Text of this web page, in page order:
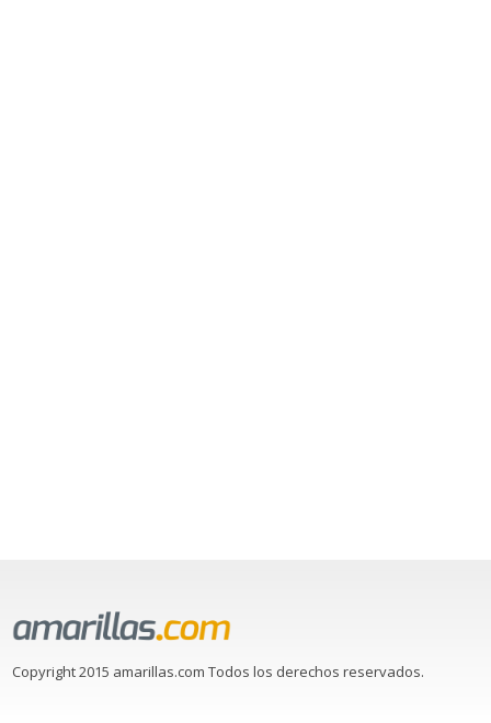
Copyright 2015 amarillas.com Todos los derechos reservados.